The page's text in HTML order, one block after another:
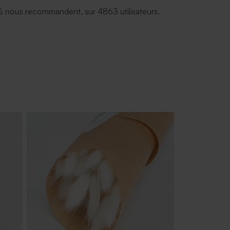
nous recommandent, sur 4863 utilisateurs.